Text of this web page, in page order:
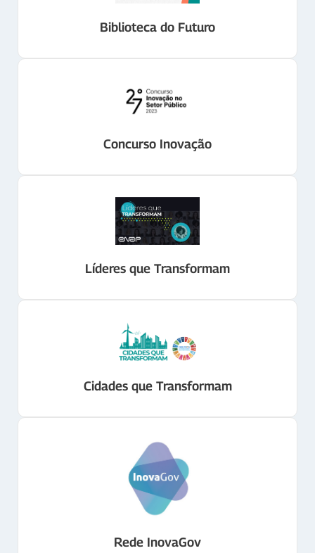
Biblioteca do Futuro
Concurso Inovação
Líderes que Transformam
Cidades que Transformam
Rede InovaGov